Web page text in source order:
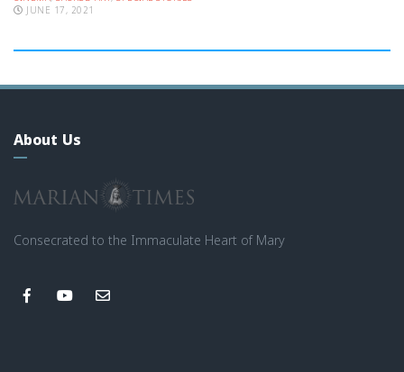
JUNE 17, 2021
About Us
Consecrated to the Immaculate Heart of Mary